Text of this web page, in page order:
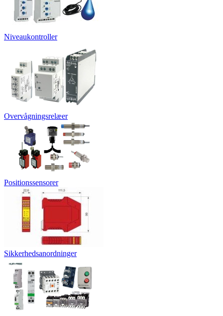
Niveaukontroller
Overvågningsrelæer
Positionssensorer
Sikkerhedsanordninger